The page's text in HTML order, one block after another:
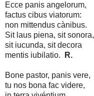
Ecce panis angelorum,
factus cibus viatorum:
non mittendus cànibus.
Sit laus piena, sit sonora,
sit iucunda, sit decora
mentis iubilatio.
R.
Bone pastor, panis vere,
tu nos bona fac videre,